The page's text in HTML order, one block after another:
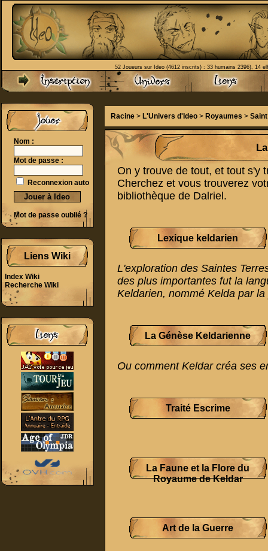
52 Joueurs sur Ideo (4612 inscrits) : 33 humains 2396), 14
Nom :
Mot de passe :
Reconnexion auto
Mot de passe oublié ?
Liens Wiki
Index Wiki
Recherche Wiki
Racine> L'Univers d'Ideo> Royaumes >
On y trouve de tout, et tout s'y
Cherchez et vous trouverez
bibliothèque de Dalriel.
Lexique keldarien
L'exploration des Saintes
des plus importantes fut la
Keldarien, nommé Kelda par la
La Génèse Keldarienne
Ou comment Keldar créa ses
Traité Escrime
La Faune et la Flore du
Royaume de Keldar
Art de la Guerre